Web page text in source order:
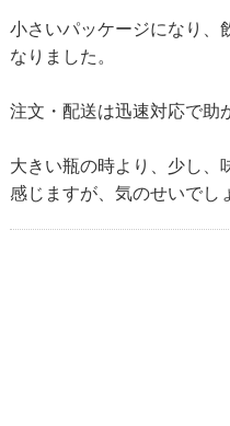
小さいパッケージになり、
なりました。
注文・配送は迅速対応で助
大きい瓶の時より、少し、
感じますが、気のせいでし